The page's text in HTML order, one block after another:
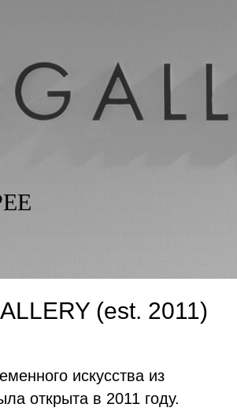
(est. 2011)
искусства из
открыта в 2011 году.